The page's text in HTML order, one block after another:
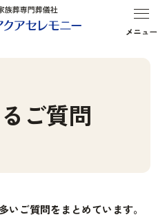
ての方へ お客様の声
ご質問
いご質問をまとめています。